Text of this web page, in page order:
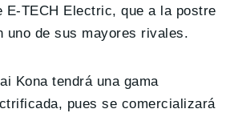
E-TECH Electric, que a la postre
uno de sus mayores rivales.
Kona tendrá una gama
pues se comercializará